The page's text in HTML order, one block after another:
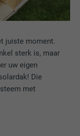
juiste moment.
sterk is, maar
uw eigen
Die
met